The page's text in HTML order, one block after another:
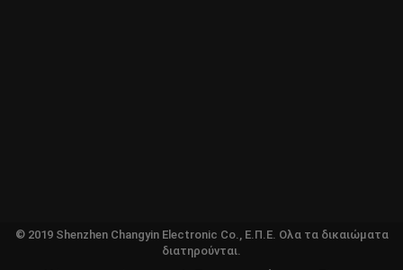
© 2019 Shenzhen Changyin Electronic Co., Ε.Π.Ε. Ολα τα δικαιώματα
διατηρούνται.